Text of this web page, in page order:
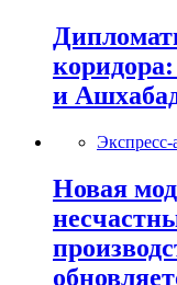
и
Экспресс-
Новая